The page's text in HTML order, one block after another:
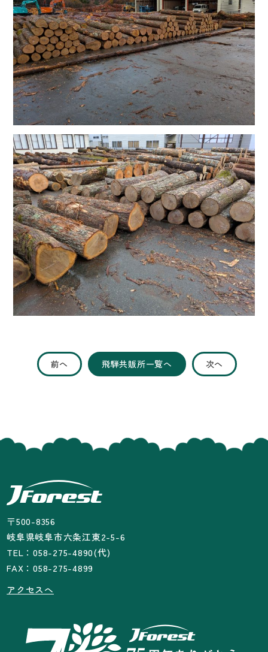
前へ 飛騨共販所一覧へ 次へ
〒500-8356
岐阜県岐阜市六条江東2-5-6
TEL：058-275-4890(代)
FAX：058-275-4899
アクセスへ